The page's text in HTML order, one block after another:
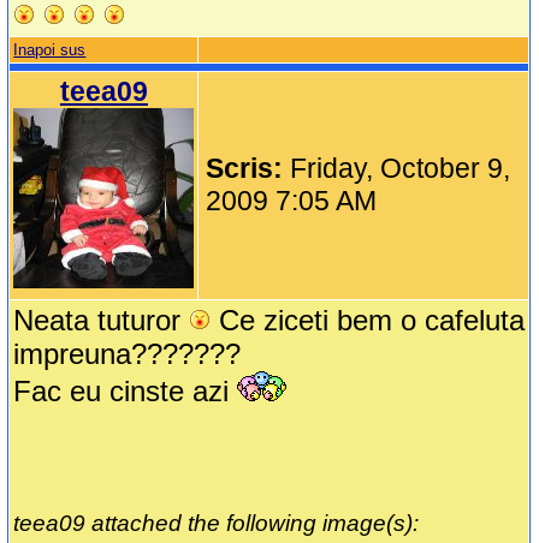
Inapoi sus
teea09
Scris: Friday, October 9,
2009 7:05 AM
Neata tuturor
Ce ziceti bem o cafeluta
impreuna???????
Fac eu cinste azi
teea09 attached the following image(s):